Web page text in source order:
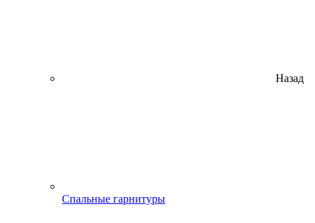
Назад
Спальные гарнитуры